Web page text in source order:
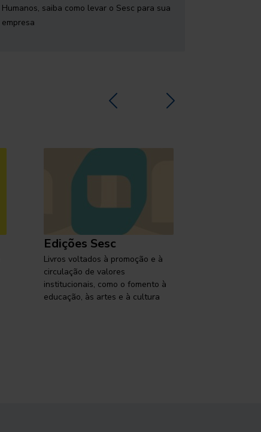
Humanos, saiba como levar o Sesc para sua
empresa
Edições Sesc
Livros voltados à promoção e à
circulação de valores
institucionais, como o fomento à
educação, às artes e à cultura